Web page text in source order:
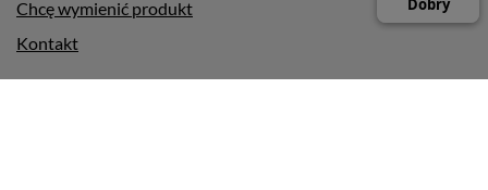
Chcę wymienić produkt
Kontakt